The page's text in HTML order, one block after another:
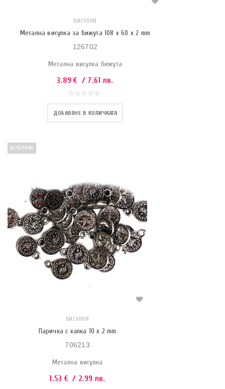
ВИСУЛКИ
Метална висулка за бижута 108 x 60 x 2 mm
126702
Метална висулка бижута
3.89€ / 7.61 лв.
ДОБАВЯНЕ В КОЛИЧКАТА
ИЗЧЕРПАН
ВИСУЛКИ
Паричка с халка 10 x 2 mm
706213
Метална висулка
1.53 € / 2.99 лв.